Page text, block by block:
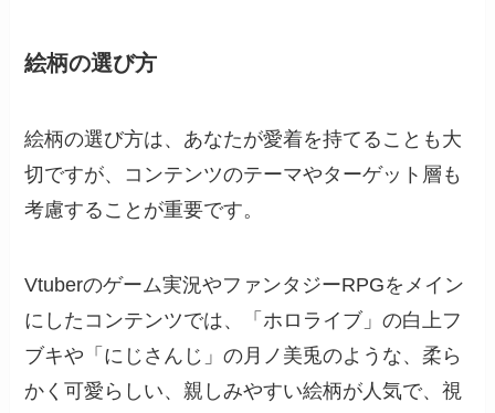
絵柄の選び方
絵柄の選び方は、あなたが愛着を持てることも大
切ですが、コンテンツのテーマやターゲット層も
考慮することが重要です。
Vtuberのゲーム実況やファンタジーRPGをメイン
にしたコンテンツでは、「ホロライブ」の白上フ
ブキや「にじさんじ」の月ノ美兎のような、柔ら
かく可愛らしい、親しみやすい絵柄が人気で、視